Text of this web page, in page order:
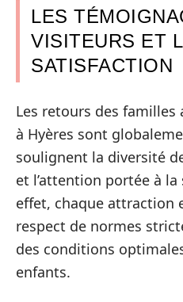
LES
VISITEURS ET
SATISFACTION
Les retours des familles
à Hyères sont
soulignent la diversité
et l’attention portée à
effet, chaque attraction
respect de normes
des conditions
enfants.